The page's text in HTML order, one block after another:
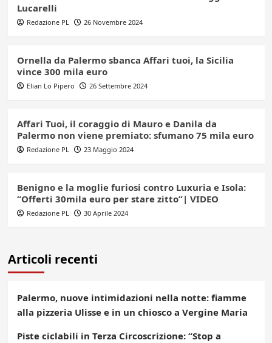
Lucarelli
Redazione PL 26 Novembre 2024
Ornella da Palermo sbanca Affari tuoi, la Sicilia
vince 300 mila euro
Elian Lo Pipero 26 Settembre 2024
Affari Tuoi, il coraggio di Mauro e Danila da
Palermo non viene premiato: sfumano 75 mila euro
Redazione PL 23 Maggio 2024
Benigno e la moglie furiosi contro Luxuria e Isola:
“Offerti 30mila euro per stare zitto”| VIDEO
Redazione PL 30 Aprile 2024
Articoli recenti
Palermo, nuove intimidazioni nella notte: fiamme
alla pizzeria Ulisse e in un chiosco a Vergine Maria
Piste ciclabili in Terza Circoscrizione: “Stop a